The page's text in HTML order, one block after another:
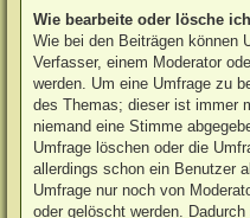
Wie bearbeite oder lösche
Wie bei den Beiträgen können
Verfasser, einem Moderator
werden. Um eine Umfrage zu
des Themas; dieser ist immer
niemand eine Stimme
Umfrage löschen oder die
allerdings schon ein Benutzer
Umfrage nur noch von
oder gelöscht werden.